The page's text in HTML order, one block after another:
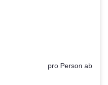
pro Person ab